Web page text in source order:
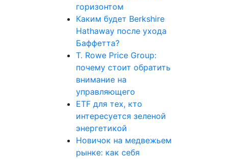
горизонтом
Каким будет Berkshire
Hathaway после ухода
Баффетта?
T. Rowe Price Group:
почему стоит обратить
внимание на
управляющего
ETF для тех, кто
интересуется зеленой
энергетикой
Новичок на медвежьем
рынке: как себя